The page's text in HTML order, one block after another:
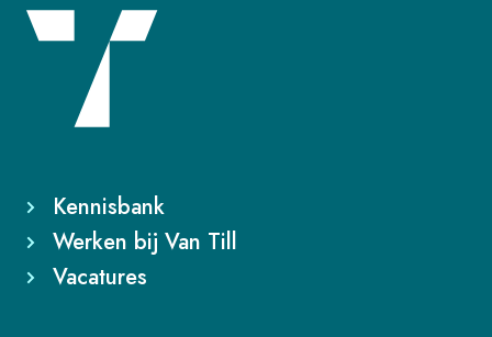
Kennisbank
Werken bij Van Till
Vacatures